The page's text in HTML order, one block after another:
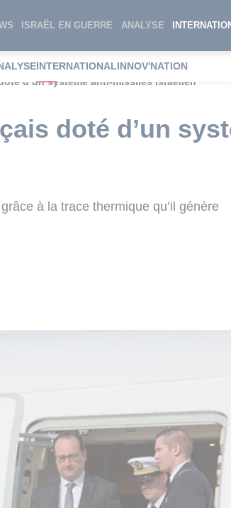
ISRAËL EN GUERRE ANALYSE
INTERNATIONALINNOV'NATION
d’un système anti-missiles israélien
doté d’un
à la trace thermique qu’il génère